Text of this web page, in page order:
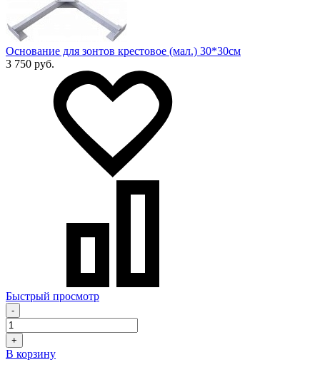
Основание для зонтов крестовое (мал.) 30*30см
3 750 руб.
Быстрый просмотр
-
+
В корзину